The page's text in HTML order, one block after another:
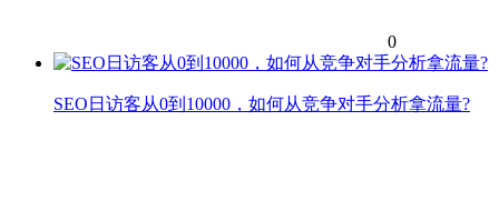
0
SEO日访客从0到10000，如何从竞争对手分析拿流量?